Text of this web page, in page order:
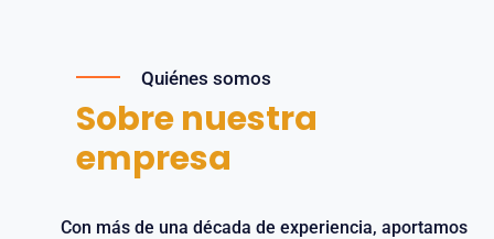
Quiénes somos
Sobre nuestra
empresa
Con más de una década de experiencia, aportamos